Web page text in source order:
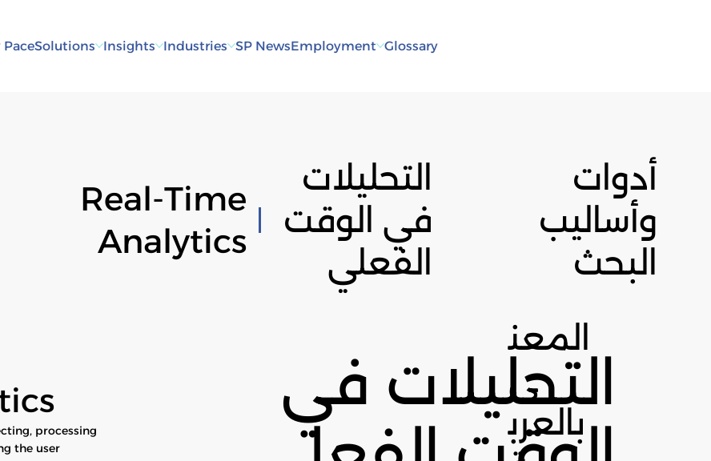
Solutions Insights Industries SP NewsEmployment Glossary
Real-Time
Analytics
التحليلات
في الوقت
الفعلي
أدوات
وأساليب
البحث
processing
the user
المعن
ى
بالعرب
التحليلات في